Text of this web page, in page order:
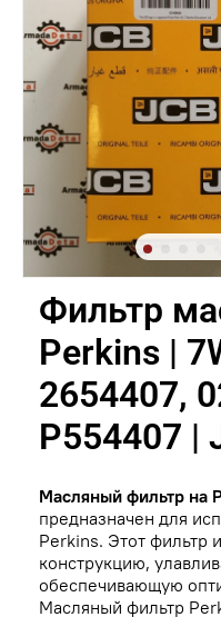
Фильтр
Perkins |
2654407,
P554407 |
Масляный фильтр на
предназначен для
Perkins. Этот фильтр
конструкцию,
обеспечивающую
Масляный фильтр